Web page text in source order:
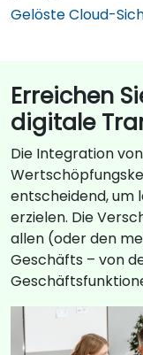
Gelöste Cloud-
Erreichen
digitale
Die Integration
entscheidend, um
erzielen. Die
allen (oder den
Geschäfts – von